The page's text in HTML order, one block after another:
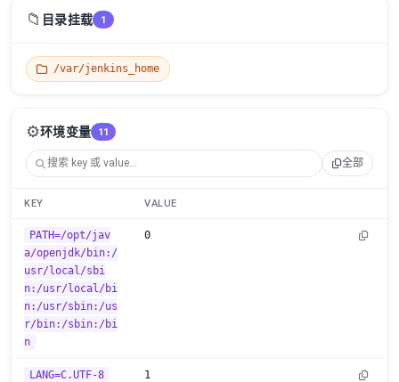
📁 目录挂载 1
/var/jenkins_home
⚙️环境变量 11
全部
KEY VALUE
PATH=/opt/jav
a/openjdk/bin:/
usr/local/sbi
n:/usr/local/bi
n:/usr/sbin:/us
r/bin:/sbin:/bi
n
0
LANG=C.UTF-8 1